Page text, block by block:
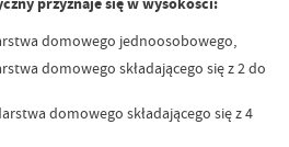
domowego jednoosobowego,
domowego składającego się z 2 do
domowego składającego się z 4